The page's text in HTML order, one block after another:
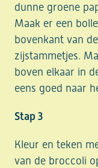
dunne groene
Maak er een
bovenkant van
zijstammetjes.
boven elkaar in
eens goed naar
Stap 3
Kleur en teken
van de broccoli